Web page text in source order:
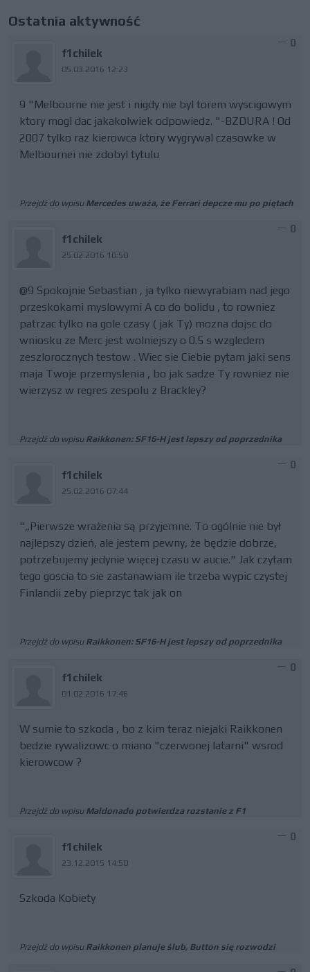
Ostatnia aktywność
f1chilek
05.03.2016 12:23
0
9 "Melbourne nie jest i nigdy nie byl torem wyscigowym
ktory mogl dac jakakolwiek odpowiedz. "-BZDURA ! Od
2007 tylko raz kierowca ktory wygrywal czasowke w
Melbournei nie zdobyl tytulu
Przejdź do wpisu Mercedes uważa, że Ferrari depcze mu po piętach
f1chilek
25.02.2016 10:50
0
@9 Spokojnie Sebastian , ja tylko niewyrabiam nad jego
przeskokami myslowymi A co do bolidu , to rowniez
patrzac tylko na gole czasy ( jak Ty) mozna dojsc do
wniosku ze Merc jest wolniejszy o 0.5 s wzgledem
zeszlorocznych testow . Wiec sie Ciebie pytam jaki sens
maja Twoje przemyslenia , bo jak sadze Ty rowniez nie
wierzysz w regres zespolu z Brackley?
Przejdź do wpisu Raikkonen: SF16-H jest lepszy od poprzednika
f1chilek
25.02.2016 07:44
0
"„Pierwsze wrażenia są przyjemne. To ogólnie nie był
najlepszy dzień, ale jestem pewny, że będzie dobrze,
potrzebujemy jedynie więcej czasu w aucie." Jak czytam
tego goscia to sie zastanawiam ile trzeba wypic czystej
Finlandii zeby pieprzyc tak jak on
Przejdź do wpisu Raikkonen: SF16-H jest lepszy od poprzednika
f1chilek
01.02.2016 17:46
0
W sumie to szkoda , bo z kim teraz niejaki Raikkonen
bedzie rywalizowc o miano "czerwonej latarni" wsrod
kierowcow ?
Przejdź do wpisu Maldonado potwierdza rozstanie z F1
f1chilek
23.12.2015 14:50
0
Szkoda Kobiety
Przejdź do wpisu Raikkonen planuje ślub, Button się rozwodzi